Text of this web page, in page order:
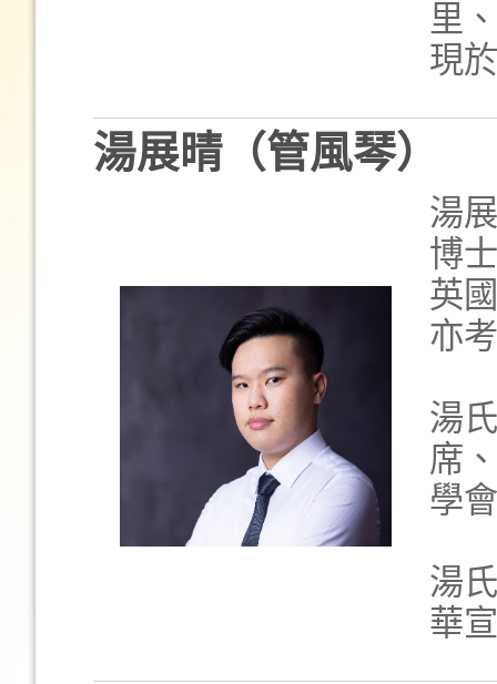
里
現
湯展晴（管風琴）
湯
博
英
亦
湯
席
學
湯
華